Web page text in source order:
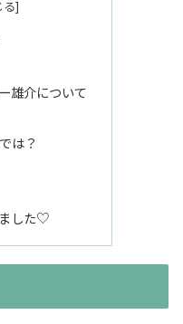
雄介について
は？
した♡